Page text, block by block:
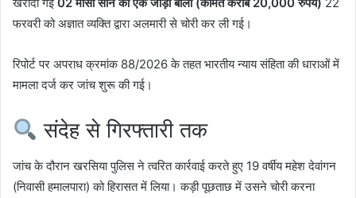
फरवरी को अज्ञात व्यक्ति द्वारा अलमारी से चोरी कर ली गई।
रिपोर्ट पर अपराध क्रमांक 88/2026 के तहत भारतीय न्याय संहिता की धाराओं में
मामला दर्ज कर जांच शुरू की गई।
संदेह से गिरफ्तारी तक
जांच के दौरान खरसिया पुलिस ने त्वरित कार्रवाई करते हुए 19 वर्षीय महेश देवांगन
(निवासी हमालपारा) को हिरासत में लिया। कड़ी पूछताछ में उसने चोरी करना